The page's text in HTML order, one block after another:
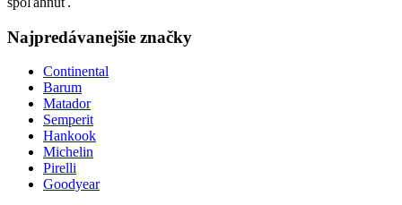
Najpredávanejšie značky
Continental
Barum
Matador
Semperit
Hankook
Michelin
Pirelli
Goodyear